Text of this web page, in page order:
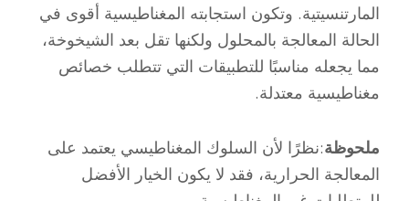
المارتنسيتية. وتكون استجابته المغناطيسية أقوى في
الحالة المعالجة بالمحلول ولكنها تقل بعد الشيخوخة،
مما يجعله مناسبًا للتطبيقات التي تتطلب خصائص
مغناطيسية معتدلة.
ملحوظة:نظرًا لأن السلوك المغناطيسي يعتمد على
المعالجة الحرارية، فقد لا يكون الخيار الأفضل